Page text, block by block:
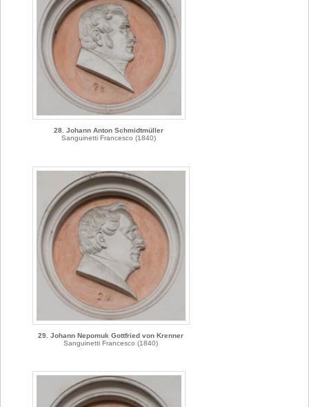
28. Johann Anton Schmidtmüller
Sanguinetti Francesco (1840)
29. Johann Nepomuk Gottfried von Krenner
Sanguinetti Francesco (1840)